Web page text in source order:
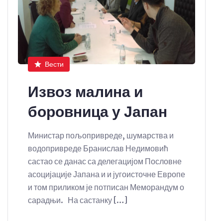
Вести
Извоз малина и
боровница у Јапан
Министар пољопривреде, шумарства и
водопривреде Бранислав Недимовић
састао се данас са делегацијом Пословне
асоцијације Јапана и и југоисточне Европе
и том приликом је потписан Меморандум о
сарадњи. На састанку […]